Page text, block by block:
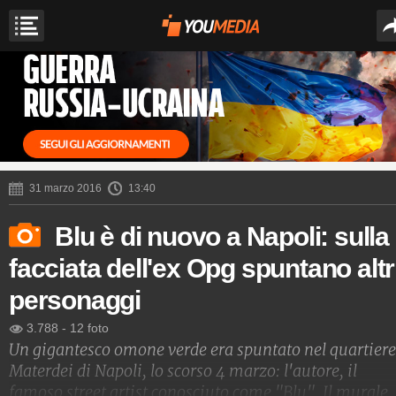
31 marzo 2016 13:40
Blu è di nuovo a Napoli: sulla
facciata dell'ex Opg spuntano
personaggi
3.788 - 12 foto
Un gigantesco omone verde era spuntato nel quartiere
Materdei di Napoli, lo scorso 4 marzo: l'autore, il
famoso street artist conosciuto come "Blu". Il murale